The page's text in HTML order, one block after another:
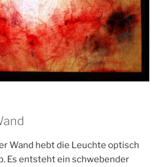
Wand hebt die Leuchte optisch
Es entsteht ein schwebender